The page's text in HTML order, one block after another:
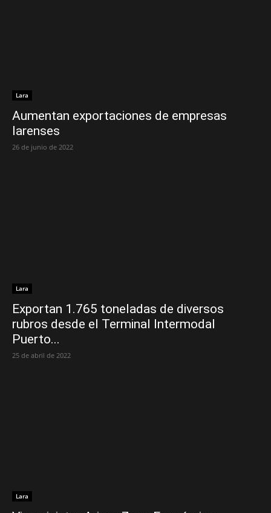
Lara
Aumentan exportaciones de empresas
larenses
26 de junio de 2022
Lara
Exportan 1.765 toneladas de diversos
rubros desde el Terminal Intermodal
Puerto...
25 de abril de 2022
Lara